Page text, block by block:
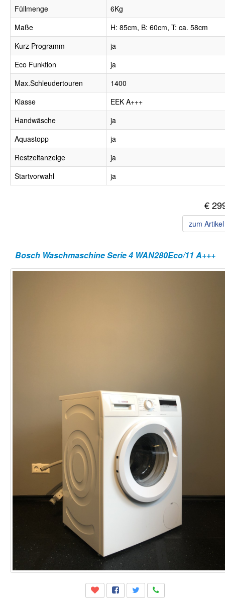
Füllmenge
6Kg
Maße
H: 85cm, B: 60cm, T: ca. 58cm
Kurz Programm
ja
Eco Funktion
ja
Max.Schleudertouren
1400
Klasse
EEK A+++
Handwäsche
ja
Aquastopp
ja
Restzeitanzeige
ja
Startvorwahl
ja
€
zum
Bosch Waschmaschine Serie 4 WAN280Eco/11 A+++